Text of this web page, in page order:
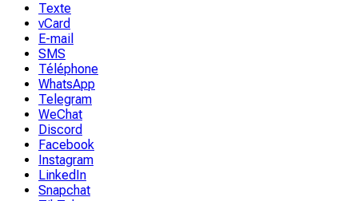
Texte
vCard
E-mail
SMS
Téléphone
WhatsApp
Telegram
WeChat
Discord
Facebook
Instagram
LinkedIn
Snapchat